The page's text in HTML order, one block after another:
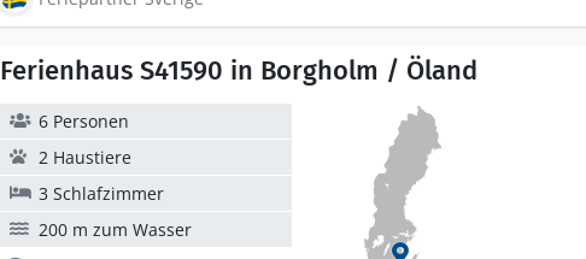
Ferienhaus S41590 in Borgholm / Öland
6 Personen
2 Haustiere
3 Schlafzimmer
200 m zum Wasser